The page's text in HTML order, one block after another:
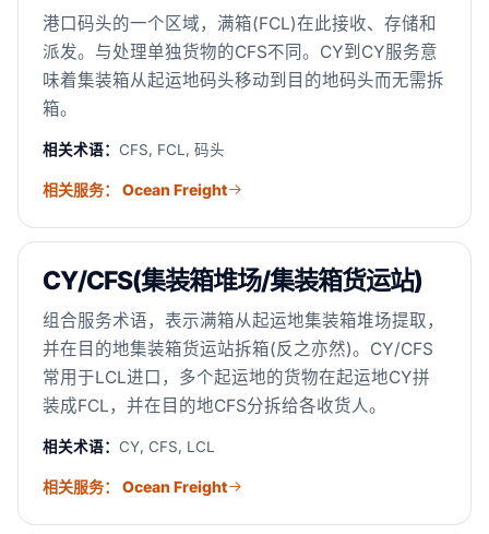
港口码头的一个区域，满箱(FCL)在此接收、存储和
派发。与处理单独货物的CFS不同。CY到CY服务意
味着集装箱从起运地码头移动到目的地码头而无需拆
箱。
相关术语： CFS, FCL, 码头
相关服务： Ocean Freight
CY/CFS(集装箱堆场/集装箱货运站)
组合服务术语，表示满箱从起运地集装箱堆场提取，
并在目的地集装箱货运站拆箱(反之亦然)。CY/CFS
常用于LCL进口，多个起运地的货物在起运地CY拼
装成FCL，并在目的地CFS分拆给各收货人。
相关术语： CY, CFS, LCL
相关服务： Ocean Freight